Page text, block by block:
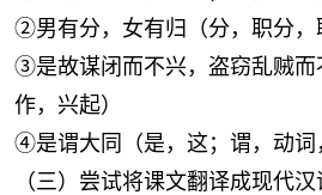
②男有分，女有归（分，职分，
③是故谋闭而不兴，盗窃乱贼而
作，兴起）
④是谓大同（是，这；谓，动词
（三）尝试将课文翻译成现代